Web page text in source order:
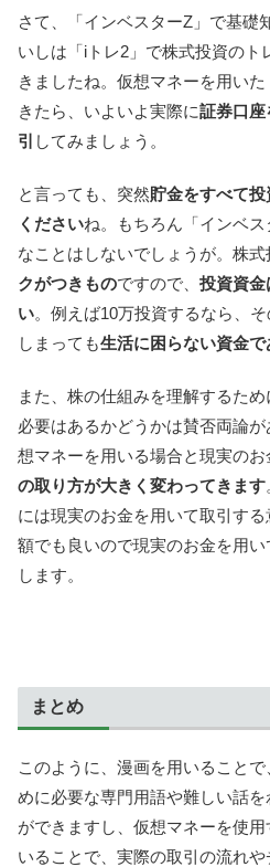
さて、「インベスターZ」で基礎
いしは「iトレ2」で株式投資の
きましたね。仮想マネーを用い
きたら、いよいよ実際に証券口座
引 してみましょう。
と言っても、突然貯金をすべて
くださいね。もちろん「インベ
なことはしないでしょうが。株式
クがつきものですので、 投資資金
い。例えば10万投資するなら、
しまっても生活に困らない資金
また、株の仕組みを理解するた
必要はあるかどうかは賛否両論
想マネーを用いる場合と現実の
の取り方が大きく変わってきます
には現実のお金を用いて取引す
額でも良いので現実のお金を用
します。
まとめ
このように、漫画を用いること
めに必要な専門用語や難しい話
ができますし、仮想マネーを使
いることで、実際の取引の流れ